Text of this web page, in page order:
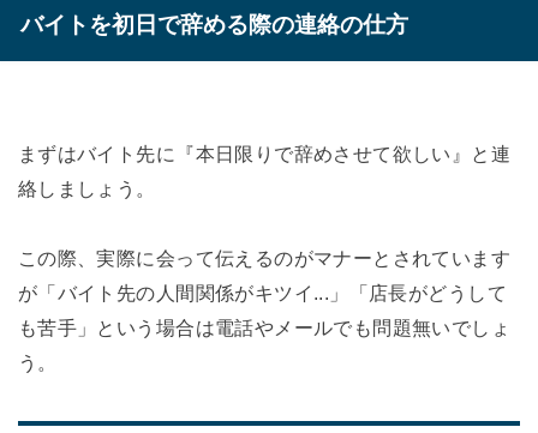
バイトを初日で辞める際の連絡の仕方
まずはバイト先に『本日限りで辞めさせて欲しい』と連
絡しましょう。
この際、実際に会って伝えるのがマナーとされています
が「バイト先の人間関係がキツイ...」「店長がどうして
も苦手」という場合は電話やメールでも問題無いでしょ
う。